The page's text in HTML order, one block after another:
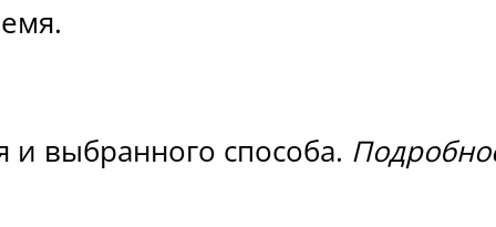
и выбранного способа.